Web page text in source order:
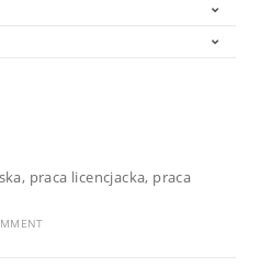
praca licencjacka, praca